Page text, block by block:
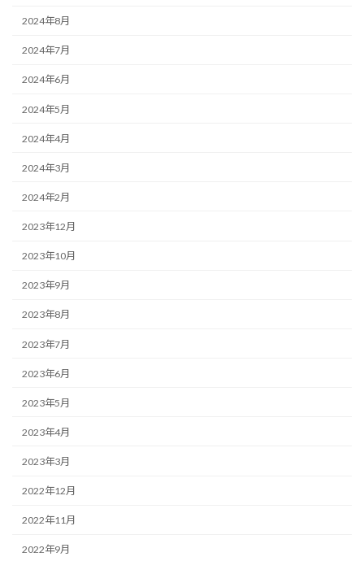
2024年8月
2024年7月
2024年6月
2024年5月
2024年4月
2024年3月
2024年2月
2023年12月
2023年10月
2023年9月
2023年8月
2023年7月
2023年6月
2023年5月
2023年4月
2023年3月
2022年12月
2022年11月
2022年9月